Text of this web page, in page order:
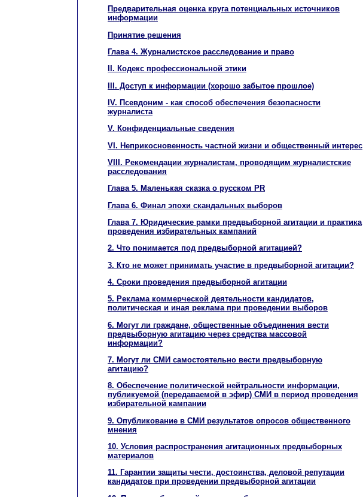
Предварительная оценка круга потенциальных источников
информации
Принятие решения
Глава 4. Журналистское расследование и право
II. Кодекс профессиональной этики
III. Доступ к информации (хорошо забытое прошлое)
IV. Псевдоним - как способ обеспечения безопасности
журналиста
V. Конфиденциальные сведения
VI. Неприкосновенность частной жизни и общественный интерес
VIII. Рекомендации журналистам, проводящим журналистские
расследования
Глава 5. Маленькая сказка о русском PR
Глава 6. Финал эпохи скандальных выборов
Глава 7. Юридические рамки предвыборной агитации и практика
проведения избирательных кампаний
2. Что понимается под предвыборной агитацией?
3. Кто не может принимать участие в предвыборной агитации?
4. Сроки проведения предвыборной агитации
5. Реклама коммерческой деятельности кандидатов,
политическая и иная реклама при проведении выборов
6. Могут ли граждане, общественные объединения вести
предвыборную агитацию через средства массовой
информации?
7. Могут ли СМИ самостоятельно вести предвыборную
агитацию?
8. Обеспечение политической нейтральности информации,
публикуемой (передаваемой в эфир) СМИ в период проведения
избирательной кампании
9. Опубликование в СМИ результатов опросов общественного
мнения
10. Условия распространения агитационных предвыборных
материалов
11. Гарантии защиты чести, достоинства, деловой репутации
кандидатов при проведении предвыборной агитации